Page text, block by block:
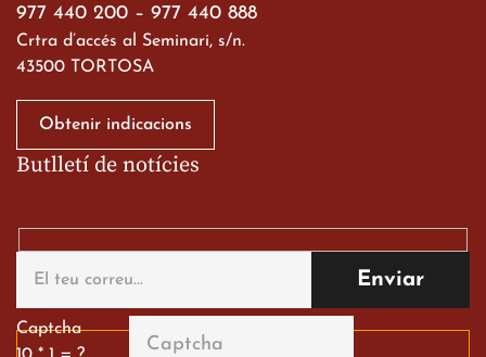
977 440 200 – 977 440 888
Crtra d’accés al Seminari, s/n.
43500 TORTOSA
Obtenir indicacions
Butlletí de notícies
Captcha